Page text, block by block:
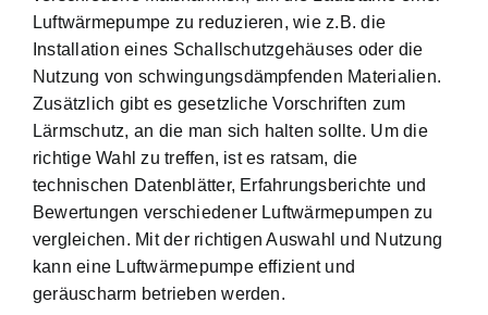
Luftwärmepumpe zu reduzieren, wie z.B. die
Installation eines Schallschutzgehäuses oder die
Nutzung von schwingungsdämpfenden Materialien.
Zusätzlich gibt es gesetzliche Vorschriften zum
Lärmschutz, an die man sich halten sollte. Um die
richtige Wahl zu treffen, ist es ratsam, die
technischen Datenblätter, Erfahrungsberichte und
Bewertungen verschiedener Luftwärmepumpen zu
vergleichen. Mit der richtigen Auswahl und Nutzung
kann eine Luftwärmepumpe effizient und
geräuscharm betrieben werden.